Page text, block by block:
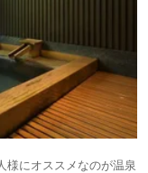
様にオススメなのが温泉